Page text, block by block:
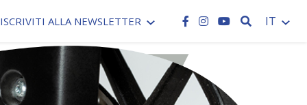
ISCRIVITI ALLA NEWSLETTER CERCA
IT